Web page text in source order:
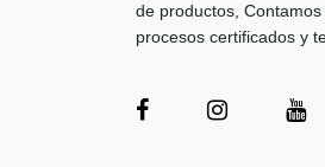
de productos,
procesos certificados y